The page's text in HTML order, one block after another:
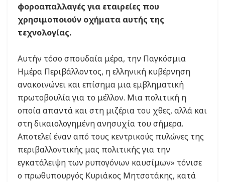
φοροαπαλλαγές για εταιρείες που
χρησιμοποιούν οχήματα αυτής της
τεχνολογίας.
Αυτήν τόσο σπουδαία μέρα, την Παγκόσμια
Ημέρα Περιβάλλοντος, η ελληνική κυβέρνηση
ανακοινώνει και επίσημα μια εμβληματική
πρωτοβουλία για το μέλλον. Μια πολιτική η
οποία απαντά και στη μιζέρια του χθες, αλλά και
στη δικαιολογημένη ανησυχία του σήμερα.
Αποτελεί έναν από τους κεντρικούς πυλώνες της
περιβαλλοντικής μας πολιτικής για την
εγκατάλειψη των ρυπογόνων καυσίμων» τόνισε
ο πρωθυπουργός Κυριάκος Μητσοτάκης, κατά